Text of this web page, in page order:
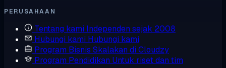
PERUSAHAAN
Tentang kami Independen sejak 2008
Hubungi kami Hubungi kami
Program Bisnis Skalakan di Cloudzy
Program Pendidikan Untuk riset dan tim